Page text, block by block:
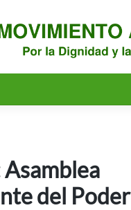
Asamblea
del Poder